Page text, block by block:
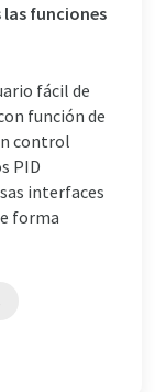
funciones
fácil de
función de
control
PID
interfaces
forma